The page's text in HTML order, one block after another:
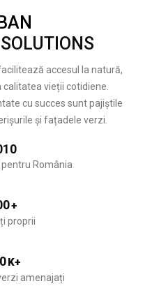
accesul la natură,
vieții cotidiene.
cu succes sunt pajiștile
și fațadele verzi.
România
+
proprii
K+
amenajați